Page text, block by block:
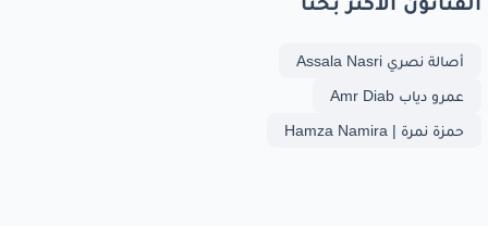
أصالة نصري Assala Nasri
عمرو دياب Amr Diab
حمزة نمرة | Hamza Namira